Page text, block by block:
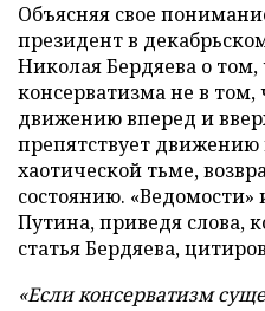
Объясняя свое
президент в
Николая Бердяева о
консерватизма не в том,
движению вперед и
препятствует движению
хаотической тьме,
состоянию.
Путина, приведя слова,
статья Бердяева,
«Если консерватизм